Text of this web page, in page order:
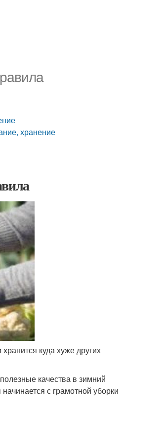
хранение
куда хуже других
качества в зимний
с грамотной уборки